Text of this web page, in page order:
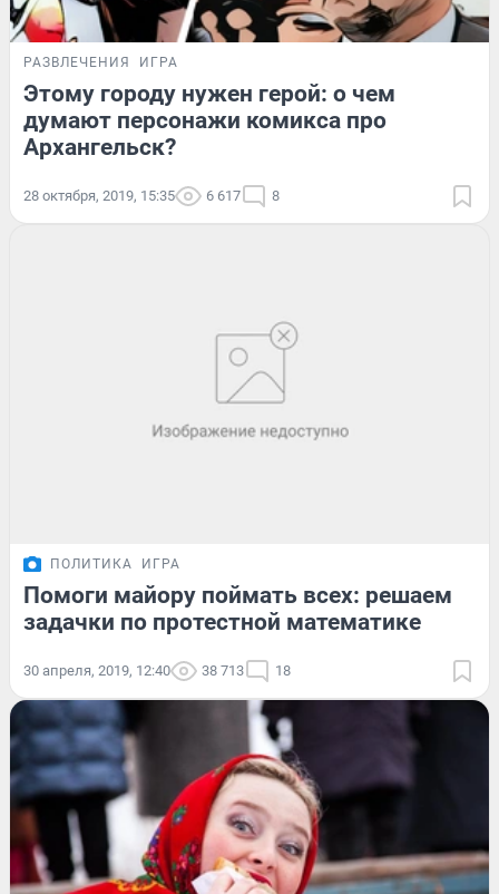
РАЗВЛЕЧЕНИЯ ИГРА
Этому городу нужен герой: о чем
думают персонажи комикса про
Архангельск?
28 октября, 2019, 15:35 6 617 8
ПОЛИТИКА ИГРА
Помоги майору поймать всех: решаем
задачки по протестной математике
30 апреля, 2019, 12:40 38 713 18